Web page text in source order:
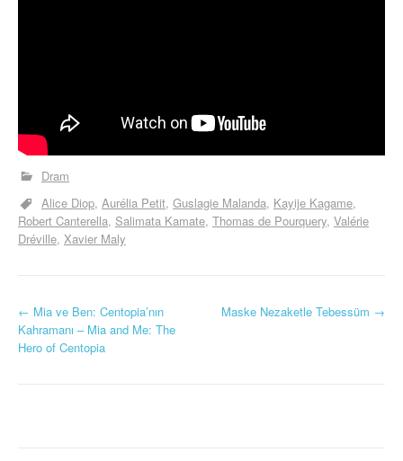
Dram
Alice Diop Aurélia Petit Guslagie Malanda Kayije Kagame
Robert Canterella Salimata Kamate Thomas de Pourquery Valérie
Dréville Xavier Maly
Y
a
← Mia ve Ben: Centopia’nın
Kahramanı – Mia and Me: The
Hero of Centopia
Maske Nezaketle Tebessüm →